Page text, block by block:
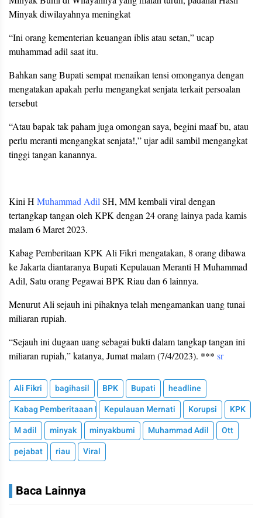
Minyak diwilayahnya meningkat
“Ini orang kementerian keuangan iblis atau setan,” ucap
muhammad adil saat itu.
Bahkan sang Bupati sempat menaikan tensi omonganya dengan
mengatakan apakah perlu mengangkat senjata terkait persoalan
tersebut
“Atau bapak tak paham juga omongan saya, begini maaf bu, atau
perlu meranti mengangkat senjata!,” ujar adil sambil mengangkat
tinggi tangan kanannya.
Kini H Muhammad Adil SH, MM kembali viral dengan
tertangkap tangan oleh KPK dengan 24 orang lainya pada kamis
malam 6 Maret 2023.
Kabag Pemberitaan KPK Ali Fikri mengatakan, 8 orang dibawa
ke Jakarta diantaranya Bupati Kepulauan Meranti H Muhammad
Adil, Satu orang Pegawai BPK Riau dan 6 lainnya.
Menurut Ali sejauh ini pihaknya telah mengamankan uang tunai
miliaran rupiah.
“Sejauh ini dugaan uang sebagai bukti dalam tangkap tangan ini
miliaran rupiah,” katanya, Jumat malam (7/4/2023). *** sr
Ali Fikri bagihasil BPK Bupati
headline
Kabag Pemberitaaan KPKKepulauan Mernati Korupsi
KPK
M adil
minyak minyakbumi Muhammad Adil
Ott
pejabat
riau Viral
Baca Lainnya